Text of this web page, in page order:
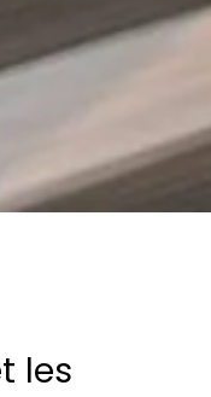
les